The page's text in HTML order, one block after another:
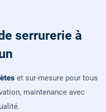
serrurerie à
et sur-mesure pour tous
maintenance avec